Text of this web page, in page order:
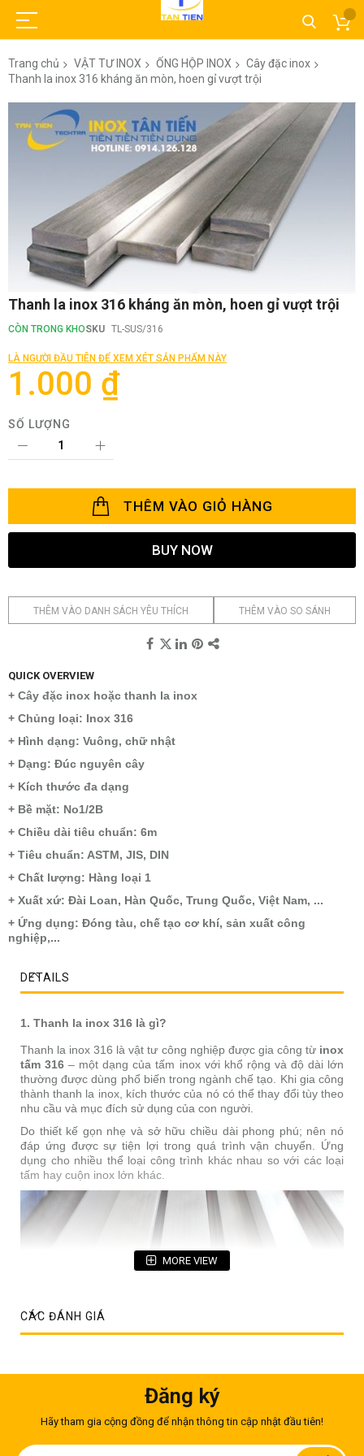
Trang chủ VẬT TƯ INOX ỐNG HỘP INOX
Cây đặc inox
Thanh la inox 316 kháng ăn mòn, hoen gỉ vượt trội
đến
phần
Chuyển
phần
của
thư
hình
Thanh la inox 316 kháng ăn mòn, hoen gỉ vượt trội
CÒN TRONG KHOSKU TL-SUS/316
LÀ NGƯỜI ĐẦU TIÊN ĐỂ XEM XÉT SẢN PHẨM NÀY
1.000 ₫
SỐ LƯỢNG
THÊM VÀO GIỎ HÀNG
BUY NOW
THÊM VÀO DANH SÁCH YÊU THÍCH THÊM VÀO SO SÁNH
QUICK OVERVIEW
+ Cây đặc inox hoặc thanh la inox
+ Chủng loại: Inox 316
+ Hình dạng: Vuông, chữ nhật
+ Dạng: Đúc nguyên cây
+ Kích thước đa dạng
+ Bề mặt: No1/2B
+ Chiều dài tiêu chuẩn: 6m
+ Tiêu chuẩn: ASTM, JIS, DIN
+ Chất lượng: Hàng loại 1
+ Xuất xứ: Đài Loan, Hàn Quốc, Trung Quốc, Việt Nam, ...
+ Ứng dụng: Đóng tàu, chế tạo cơ khí, sản xuất công
nghiệp,...
DETAILS
1. Thanh la inox 316 là gì?
Thanh la inox 316 là vật tư công nghiệp được gia công từ inox
tấm 316– một dạng của tấm inox với khổ rộng và độ dài lớn
thường được dùng phổ biến trong ngành chế tạo. Khi gia công
thành thanh la inox, kích thước của nó có thể thay đổi tùy theo
nhu cầu và mục đích sử dụng của con người.
Do thiết kế gọn nhẹ và sở hữu chiều dài phong phú; nên nó
đáp ứng được sự tiện lợi trong quá trình vận chuyển. Ứng
dụng cho nhiều thể loại công trình khác nhau so với các loại
tấm hay cuộn inox lớn khác.
Người ta sản xuất thanh la dựa vào 2 phương pháp cơ bản:
MORE VIEW
CÁC ĐÁNH GIÁ
Đăng ký
Hãy tham gia cộng đồng để nhận thông tin cập nhật đầu tiên!
Đăng